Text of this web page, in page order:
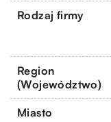
Rodzaj firmy
Region
(Województwo)
Miasto